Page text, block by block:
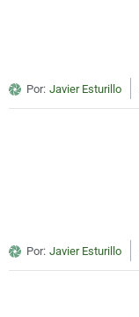
Por: Javier Esturillo
Por: Javier Esturillo